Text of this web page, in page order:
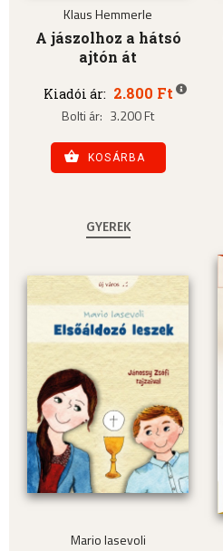
Klaus Hemmerle
A jászolhoz a hátsó
ajtón át
Kiadói ár: 2.800 Ft
Bolti ár: 3.200 Ft
KOSÁRBA
GYEREK
Mario Iasevoli